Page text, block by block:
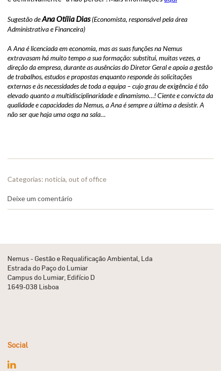
Sugestão deAna Otília Dias(Economista, responsável pela área
Administrativa e Financeira)
A Ana é licenciada em economia, mas as suas funções na Nemus
extravasam há muito tempo a sua formação: substitui, muitas vezes, a
direção da empresa, durante as ausências do Diretor Geral e apoia a gestão
de trabalhos, estudos e propostas enquanto responde às solicitações
externas e às necessidades de toda a equipa – cujo grau de exigência é tão
elevado quanto a multidisciplinaridade e dinamismo…! Ciente e convicta da
qualidade e capacidades da Nemus, a Ana é sempre a última a desistir. A
não ser que haja uma osga na sala…
Categorias: notícia, out of office
Deixe um comentário
Nemus - Gestão e Requalificação Ambiental, Lda
Estrada do Paço do Lumiar
Campus do Lumiar, Edifício D
1649-038 Lisboa
Social